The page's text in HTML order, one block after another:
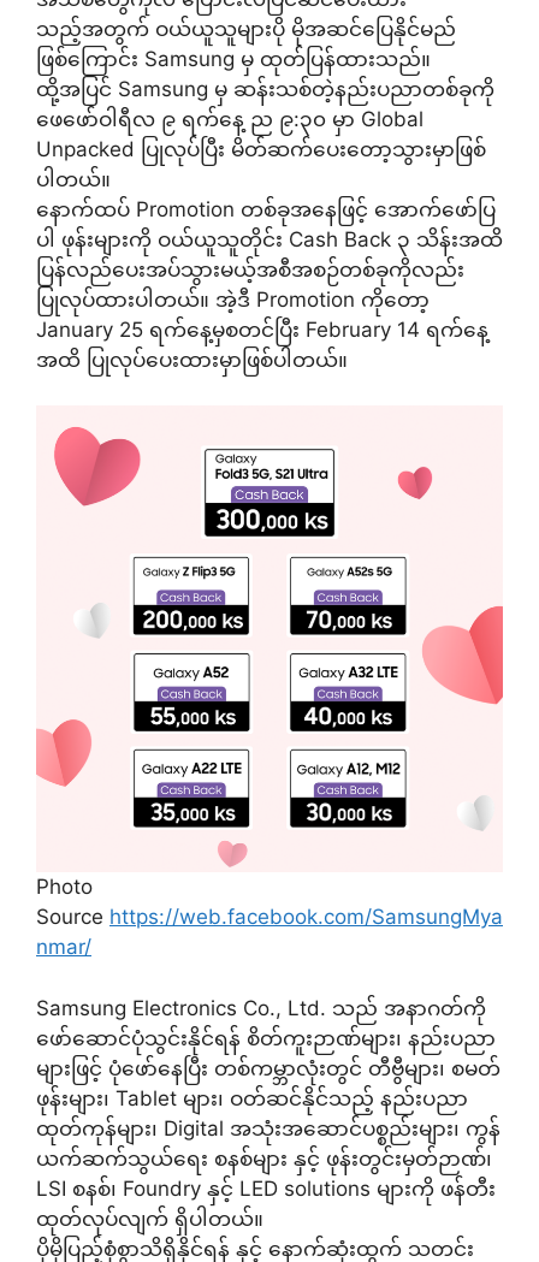
သည့်အတွက် ဝယ်ယူသူများပို မိုအဆင်ပြေနိုင်မည်
ဖြစ်ကြောင်း Samsung မှ ထုတ်ပြန်ထားသည်။
ထို့အပြင် Samsung မှ ဆန်းသစ်တဲ့နည်းပညာတစ်ခုကို
ဖေဖော်ဝါရီလ ၉ ရက်နေ့ ည ၉:၃၀ မှာ Global
Unpacked ပြုလုပ်ပြီး မိတ်ဆက်ပေးတော့သွားမှာဖြစ်
ပါတယ်။
နောက်ထပ် Promotion တစ်ခုအနေဖြင့် အောက်ဖော်ပြ
ပါ ဖုန်းများကို ဝယ်ယူသူတိုင်း Cash Back ၃ သိန်းအထိ
ပြန်လည်ပေးအပ်သွားမယ့်အစီအစဉ်တစ်ခုကိုလည်း
ပြုလုပ်ထားပါတယ်။ အဲ့ဒီ Promotion ကိုတော့
January 25 ရက်နေ့မှစတင်ပြီး February 14 ရက်နေ့
အထိ ပြုလုပ်ပေးထားမှာဖြစ်ပါတယ်။
Photo
Source https://web.facebook.com/SamsungMya
nmar/
Samsung Electronics Co., Ltd. သည် အနာဂတ်ကို
ဖော်ဆောင်ပုံသွင်းနိုင်ရန် စိတ်ကူးဉာဏ်များ၊ နည်းပညာ
များဖြင့် ပုံဖော်နေပြီး တစ်ကမ္ဘာလုံးတွင် တီဗွီများ၊ စမတ်
ဖုန်းများ၊ Tablet များ၊ ဝတ်ဆင်နိုင်သည့် နည်းပညာ
ထုတ်ကုန်များ၊ Digital အသုံးအဆောင်ပစ္စည်းများ၊ ကွန်
ယက်ဆက်သွယ်ရေး စနစ်များ နှင့် ဖုန်းတွင်းမှတ်ဉာဏ်၊
LSI စနစ်၊ Foundry နှင့် LED solutions များကို ဖန်တီး
ထုတ်လုပ်လျက် ရှိပါတယ်။
ပိုမိုပြည့်စုံစွာသိရှိနိုင်ရန် နှင့် နောက်ဆုံးထွက် သတင်း